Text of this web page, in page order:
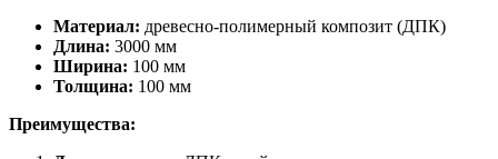
Материал: древесно-полимерный композит (ДПК)
Длина: 3000 мм
Ширина: 100 мм
Толщина: 100 мм
Преимущества: